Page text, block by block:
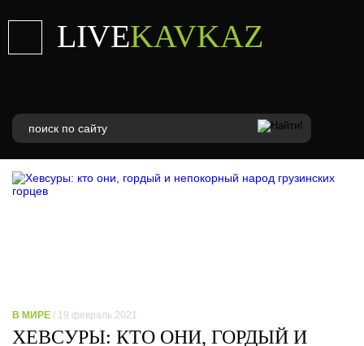
LIVEKAVKAZ
В МИРЕ / 19 февраль 2021
ХЕВСУРЫ: КТО ОНИ, ГОРДЫЙ И